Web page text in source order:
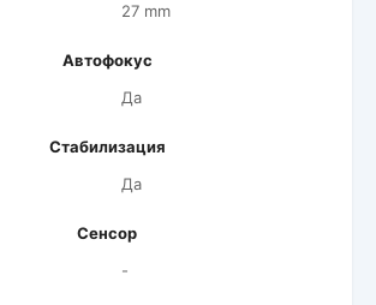
27 mm
Автофокус
Да
Стабилизация
Да
Сенсор
-